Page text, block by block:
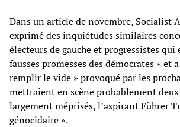
Dans un article de novembre, Socialist
exprimé des inquiétudes similaires
électeurs de gauche et progressistes qui
fausses promesses des démocrates » et
remplir le vide » provoqué par les
mettraient en scène probablement
largement méprisés, l’aspirant Führer
génocidaire ».